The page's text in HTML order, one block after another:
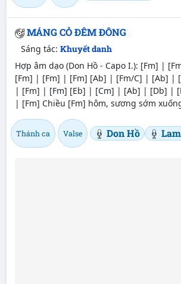
MÁNG CỎ ĐÊM ĐÔNG
Sáng tác: Khuyết danh
Hợp âm dạo (Don Hồ - Capo I.): [Fm] |
[Fm] | [Fm] | [Fm] [Ab] | [Fm/C] | [Ab] |
| [Fm] | [Fm] [Eb] | [Cm] | [Ab] | [Db] |
| [Fm] Chiều [Fm] hôm, sương sớm
Thánh ca Valse Don Hồ